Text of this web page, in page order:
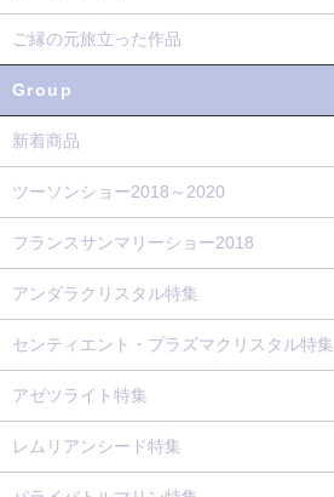
ご縁の元旅立った作品
Group
新着商品
ツーソンショー2018～2020
フランスサンマリーショー2018
アンダラクリスタル特集
センティエント・プラズマクリスタル特集
アゼツライト特集
レムリアンシード特集